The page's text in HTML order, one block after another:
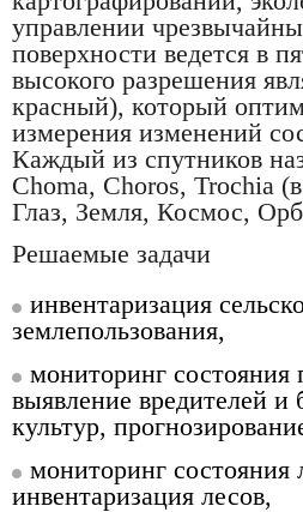
управлении
поверхности ведется в
высокого разрешения
красный), который
измерения изменений
Каждый из спутников
Choma, Choros, Trochia
Глаз, Земля, Космос,
Решаемые задачи
инвентаризация
землепользования,
мониторинг состояния
выявление вредителей и
культур,
мониторинг состояния
инвентаризация лесов,